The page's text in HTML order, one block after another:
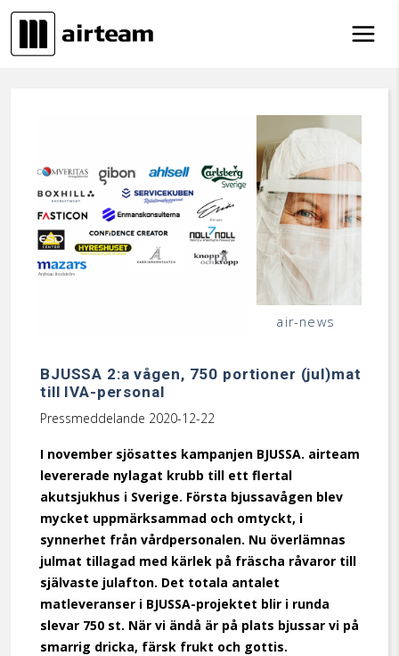
Hoppa till innehåll
air-news
BJUSSA 2:a vågen, 750 portioner (jul)mat
till IVA-personal
Pressmeddelande 2020-12-22
I november sjösattes kampanjen BJUSSA. airteam
levererade nylagat krubb till ett flertal
akutsjukhus i Sverige. Första bjussavågen blev
mycket uppmärksammad och omtyckt, i
synnerhet från vårdper­sonalen. Nu överlämnas
julmat tillagad med kärlek på fräscha råvaror till
självaste julafton. Det totala antalet
matleveranser i BJUSSA-projektet blir i runda
slevar 750 st. När vi ändå är på plats bjussar vi på
smarrig dricka, färsk frukt och gottis.